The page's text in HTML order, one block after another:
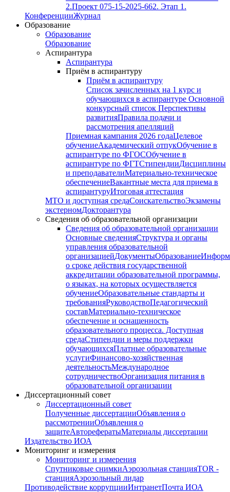
2.Проект 075-15-2025-662. Этап 1.
КонференцииЖурнал
Образование
Образование
Образование
Аспирантура
Аспирантура
Приём в аспирантуру
Приём в аспирантуру
Список зачисленных на 1 курс и
обучающихся в аспирантуре Основной
конкурсный список Перспективы
развитияПравила подачи и
рассмотрения апелляций
Приемная кампания 2026 годаЦелевое
обучениеАкадемический отпукОбучение в
аспирантуре по ФГОСОбучение в
аспирантуре по ФГТСтипендииДисциплины
и преподавателиМатериально-техническое
обеспечениеВакантные места для приема в
аспирантуруИтоговая аттестация
МТО и доступная средаСоискательствоЭкзамены
экстерномДокторантура
Сведения об образовательной организации
Сведения об образовательной организации
Основные сведенияСтруктура и органы
управления образовательной
организациейДокументыОбразование
о сроке действия государственной
аккредитации образовательной программы,
о языках, на которых осуществляется
обучениеОбразовательные стандарты и
требованияРуководствоПедагогический
составМатериально-техническое
обеспечение и оснащенность
образовательного процесса. Доступная
средаСтипендии и меры поддержки
обучающихсяПлатные образовательные
услугиФинансово-хозяйственная
деятельностьМеждународное
сотрудничествоОрганизация питания в
образовательной организации
Диссертационный совет
Диссертационный совет
Полученные диссертацииОбъявления о
рассмотренииОбъявления о
защитеАвторефератыМатериалы диссертации
Издательство ИОА
Мониторинг и измерения
Мониторинг и измерения
Спутниковые снимкиАэрозольная станцияTOR -
станцияАэрозольный лидар
Противодействие коррупцииИнтранетПочта ИОА